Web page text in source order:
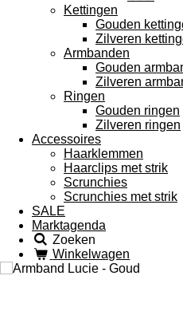
Kettingen
Gouden
Zilveren
Armbanden
Gouden
Zilveren
Ringen
Gouden ringen
Zilveren ringen
Accessoires
Haarklemmen
Haarclips met strik
Scrunchies
Scrunchies met strik
SALE
Marktagenda
Zoeken
Winkelwagen